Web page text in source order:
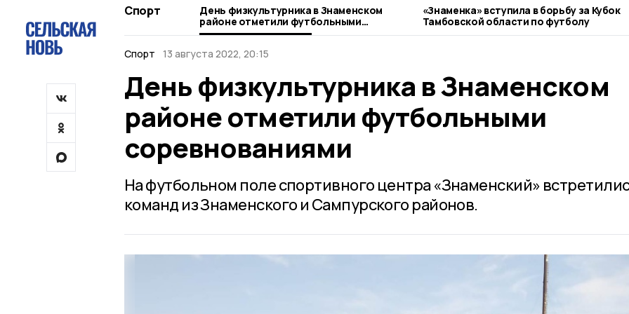
Спорт
День физкультурника в Знаменском
районе отметили футбольными
соревнованиями
«Знаменка» вступила в борьбу за Кубок
Тамбовской области по футболу
Спорт 13 августа 2022, 20:15
День физкультурника в Знаменском
районе отметили футбольными
соревнованиями
На футбольном поле спортивного центра «Знаменский»
команд из Знаменского и Сампурского районов.